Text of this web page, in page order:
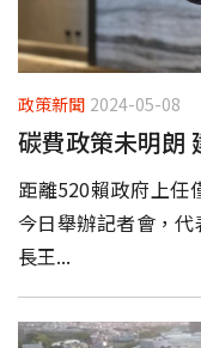
政策新聞 2024-05-08
碳費政策未明朗
距離520賴政府上任
今日舉辦記者會，
長王...